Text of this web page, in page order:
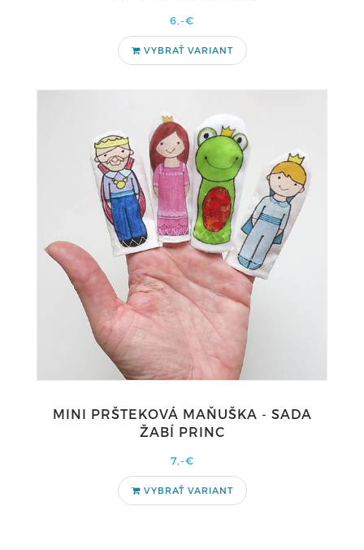
6,-€
VYBRAŤ VARIANT
MINI PRŠTEKOVÁ MAŇUŠKA - SADA
ŽABÍ PRINC
7,-€
VYBRAŤ VARIANT